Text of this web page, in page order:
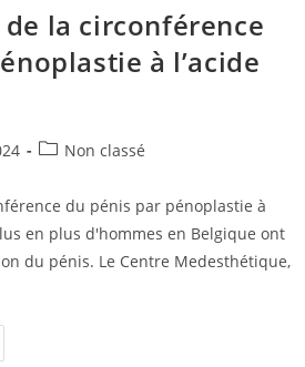
la circonférence
à l’acide
Non classé
du pénis par pénoplastie à
en plus d'hommes en Belgique ont
du pénis. Le Centre Medesthétique,